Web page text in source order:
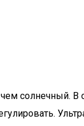
солнечный.